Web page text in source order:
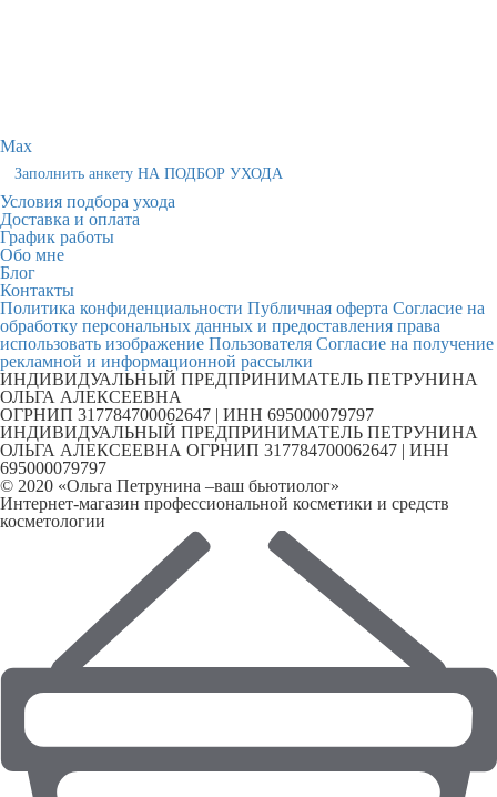
Max
Заполнить анкету НА ПОДБОР УХОДА
Условия подбора ухода
Доставка и оплата
График работы
Обо мне
Блог
Контакты
Политика конфиденциальности Публичная оферта Согласие на
обработку персональных данных и предоставления права
использовать изображение Пользователя Согласие на получение
рекламной и информационной рассылки
ИНДИВИДУАЛЬНЫЙ ПРЕДПРИНИМАТЕЛЬ ПЕТРУНИНА
ОЛЬГА АЛЕКСЕЕВНА
ОГРНИП 317784700062647 | ИНН 695000079797
ИНДИВИДУАЛЬНЫЙ ПРЕДПРИНИМАТЕЛЬ ПЕТРУНИНА
ОЛЬГА АЛЕКСЕЕВНА ОГРНИП 317784700062647 | ИНН
695000079797
© 2020 «Ольга Петрунина –ваш бьютиолог»
Интернет-магазин профессиональной косметики и средств
косметологии